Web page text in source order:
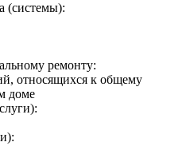
(системы):
ремонту:
относящихся к общему
доме